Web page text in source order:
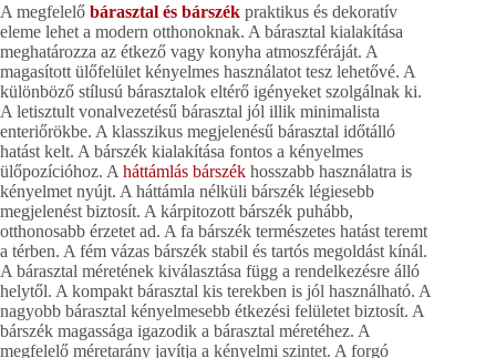
A megfelelő bárasztal és bárszék praktikus és dekoratív
eleme lehet a modern otthonoknak. A bárasztal kialakítása
meghatározza az étkező vagy konyha atmoszféráját. A
magasított ülőfelület kényelmes használatot tesz lehetővé. A
különböző stílusú bárasztalok eltérő igényeket szolgálnak ki.
A letisztult vonalvezetésű bárasztal jól illik minimalista
enteriőrökbe. A klasszikus megjelenésű bárasztal időtálló
hatást kelt. A bárszék kialakítása fontos a kényelmes
ülőpozícióhoz. A háttámlás bárszék hosszabb használatra is
kényelmet nyújt. A háttámla nélküli bárszék légiesebb
megjelenést biztosít. A kárpitozott bárszék puhább,
otthonosabb érzetet ad. A fa bárszék természetes hatást teremt
a térben. A fém vázas bárszék stabil és tartós megoldást kínál.
A bárasztal méretének kiválasztása függ a rendelkezésre álló
helytől. A kompakt bárasztal kis terekben is jól használható. A
nagyobb bárasztal kényelmesebb étkezési felületet biztosít. A
bárszék magassága igazodik a bárasztal méretéhez. A
megfelelő méretarány javítja a kényelmi szintet. A forgó